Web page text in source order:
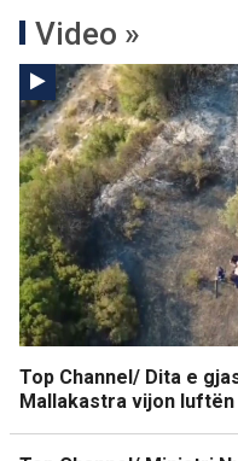
Video »
Top Channel/ Dita e
Mallakastra vijon